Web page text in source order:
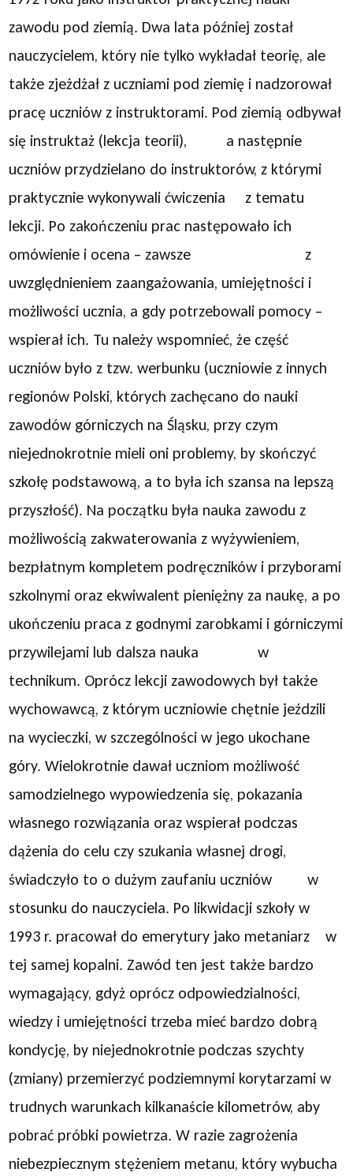
zawodu pod ziemią. Dwa lata później został
nauczycielem, który nie tylko wykładał teorię, ale
także zjeżdżał z uczniami pod ziemię i nadzorował
pracę uczniów z instruktorami. Pod ziemią odbywał
się instruktaż (lekcja teorii), a następnie
uczniów przydzielano do instruktorów, z którymi
praktycznie wykonywali ćwiczenia z tematu
lekcji. Po zakończeniu prac następowało ich
omówienie i ocena – zawsze z
uwzględnieniem zaangażowania, umiejętności i
możliwości ucznia, a gdy potrzebowali pomocy –
wspierał ich. Tu należy wspomnieć, że część
uczniów było z tzw. werbunku (uczniowie z innych
regionów Polski, których zachęcano do nauki
zawodów górniczych na Śląsku, przy czym
niejednokrotnie mieli oni problemy, by skończyć
szkołę podstawową, a to była ich szansa na lepszą
przyszłość). Na początku była nauka zawodu z
możliwością zakwaterowania z wyżywieniem,
bezpłatnym kompletem podręczników i przyborami
szkolnymi oraz ekwiwalent pieniężny za naukę, a po
ukończeniu praca z godnymi zarobkami i górniczymi
przywilejami lub dalsza nauka w
technikum. Oprócz lekcji zawodowych był także
wychowawcą, z którym uczniowie chętnie jeździli
na wycieczki, w szczególności w jego ukochane
góry. Wielokrotnie dawał uczniom możliwość
samodzielnego wypowiedzenia się, pokazania
własnego rozwiązania oraz wspierał podczas
dążenia do celu czy szukania własnej drogi,
świadczyło to o dużym zaufaniu uczniów w
stosunku do nauczyciela. Po likwidacji szkoły w
1993 r. pracował do emerytury jako metaniarz w
tej samej kopalni. Zawód ten jest także bardzo
wymagający, gdyż oprócz odpowiedzialności,
wiedzy i umiejętności trzeba mieć bardzo dobrą
kondycję, by niejednokrotnie podczas szychty
(zmiany) przemierzyć podziemnymi korytarzami w
trudnych warunkach kilkanaście kilometrów, aby
pobrać próbki powietrza. W razie zagrożenia
niebezpiecznym stężeniem metanu, który wybucha